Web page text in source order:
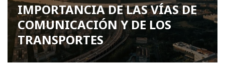
IMPORTANCIA DE LAS VÍAS DE
COMUNICACIÓN Y DE LOS
TRANSPORTES